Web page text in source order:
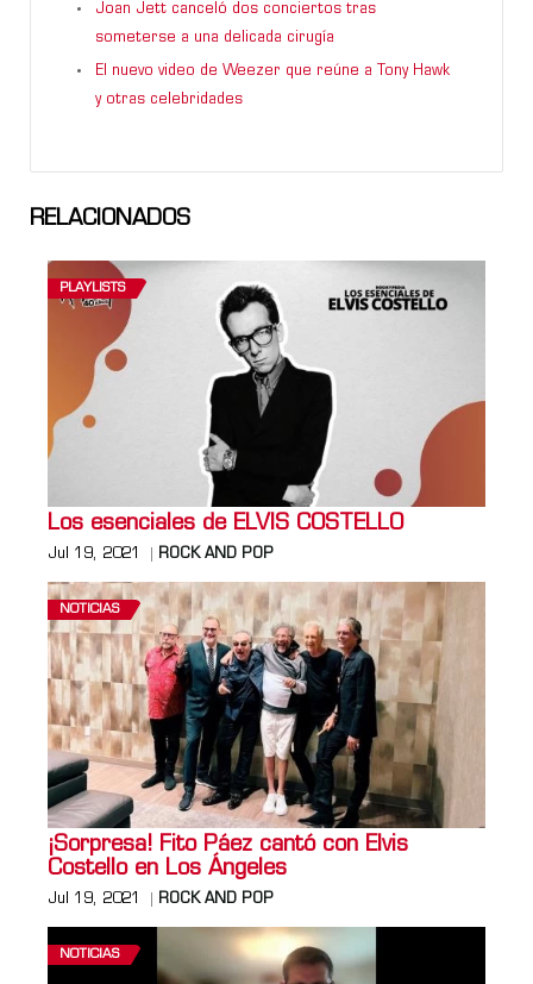
Joan Jett canceló dos conciertos tras
someterse a una delicada cirugía
El nuevo video de Weezer que reúne a Tony Hawk
y otras celebridades
RELACIONADOS
PLAYLISTS
Los esenciales de ELVIS COSTELLO
Jul 19, 2021 ROCK AND POP
NOTICIAS
¡Sorpresa! Fito Páez cantó con Elvis
Costello en Los Ángeles
Jul 19, 2021 ROCK AND POP
NOTICIAS